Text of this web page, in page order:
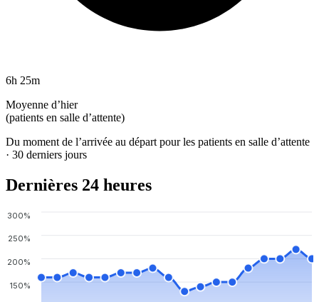
6h 25m
Moyenne d’hier
(patients en salle d’attente)
Du moment de l’arrivée au départ pour les patients en salle d’attente
· 30 derniers jours
Dernières 24 heures
300%
250%
200%
150%